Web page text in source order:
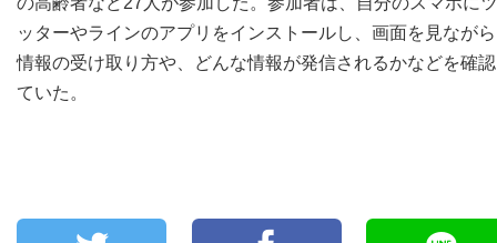
ッターやラインのアプリをインストールし、画面を見なが
情報の受け取り方や、どんな情報が発信されるかなどを確
ていた。